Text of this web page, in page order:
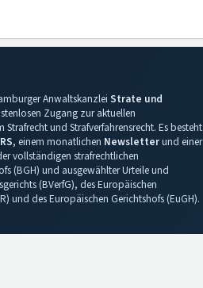
Anwaltskanzlei Strate und
Zugang zur aktuellen
und Strafverfahrensrecht. Es besteht
, einem monatlichen Newsletterund einer
vollständigen strafrechtlichen
(BGH) und ausgewählter Urteile und
(BVerfG), des Europäischen
und des Europäischen Gerichtshofs (EuGH).